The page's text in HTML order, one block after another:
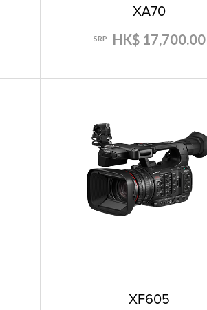
XA70
SRP HK$ 17,700.00
XF605